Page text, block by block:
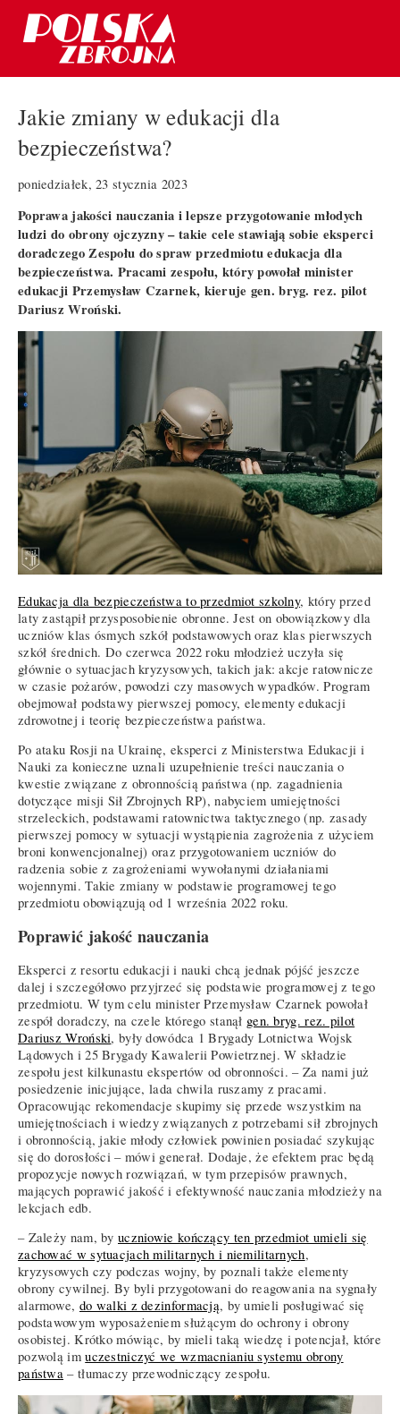
Jakie zmiany w edukacji dla
bezpieczeństwa?
poniedziałek, 23 stycznia 2023
Poprawa jakości nauczania i lepsze przygotowanie młodych
ludzi do obrony ojczyzny – takie cele stawiają sobie eksperci
doradczego Zespołu do spraw przedmiotu edukacja dla
bezpieczeństwa. Pracami zespołu, który powołał minister
edukacji Przemysław Czarnek, kieruje gen. bryg. rez. pilot
Dariusz Wroński.
Edukacja dla bezpieczeństwa to przedmiot szkolny, który przed
laty zastąpił przysposobienie obronne. Jest on obowiązkowy dla
uczniów klas ósmych szkół podstawowych oraz klas pierwszych
szkół średnich. Do czerwca 2022 roku młodzież uczyła się
głównie o sytuacjach kryzysowych, takich jak: akcje ratownicze
w czasie pożarów, powodzi czy masowych wypadków. Program
obejmował podstawy pierwszej pomocy, elementy edukacji
zdrowotnej i teorię bezpieczeństwa państwa.
Po ataku Rosji na Ukrainę, eksperci z Ministerstwa Edukacji i
Nauki za konieczne uznali uzupełnienie treści nauczania o
kwestie związane z obronnością państwa (np. zagadnienia
dotyczące misji Sił Zbrojnych RP), nabyciem umiejętności
strzeleckich, podstawami ratownictwa taktycznego (np. zasady
pierwszej pomocy w sytuacji wystąpienia zagrożenia z użyciem
broni konwencjonalnej) oraz przygotowaniem uczniów do
radzenia sobie z zagrożeniami wywołanymi działaniami
wojennymi. Takie zmiany w podstawie programowej tego
przedmiotu obowiązują od 1 września 2022 roku.
Poprawić jakość nauczania
Eksperci z resortu edukacji i nauki chcą jednak pójść jeszcze
dalej i szczegółowo przyjrzeć się podstawie programowej z tego
przedmiotu. W tym celu minister Przemysław Czarnek powołał
zespół doradczy, na czele którego stanął gen. bryg. rez. pilot
Dariusz Wroński, były dowódca 1 Brygady Lotnictwa Wojsk
Lądowych i 25 Brygady Kawalerii Powietrznej. W składzie
zespołu jest kilkunastu ekspertów od obronności. – Za nami już
posiedzenie inicjujące, lada chwila ruszamy z pracami.
Opracowując rekomendacje skupimy się przede wszystkim na
umiejętnościach i wiedzy związanych z potrzebami sił zbrojnych
i obronnością, jakie młody człowiek powinien posiadać szykując
się do dorosłości – mówi generał. Dodaje, że efektem prac będą
propozycje nowych rozwiązań, w tym przepisów prawnych,
mających poprawić jakość i efektywność nauczania młodzieży na
lekcjach edb.
– Zależy nam, by uczniowie kończący ten przedmiot umieli się
zachować w sytuacjach militarnych i niemilitarnych,
kryzysowych czy podczas wojny, by poznali także elementy
obrony cywilnej. By byli przygotowani do reagowania na sygnały
alarmowe, do walki z dezinformacją, by umieli posługiwać się
podstawowym wyposażeniem służącym do ochrony i obrony
osobistej. Krótko mówiąc, by mieli taką wiedzę i potencjał, które
pozwolą imuczestniczyć we wzmacnianiu systemu obrony
państwa – tłumaczy przewodniczący zespołu.